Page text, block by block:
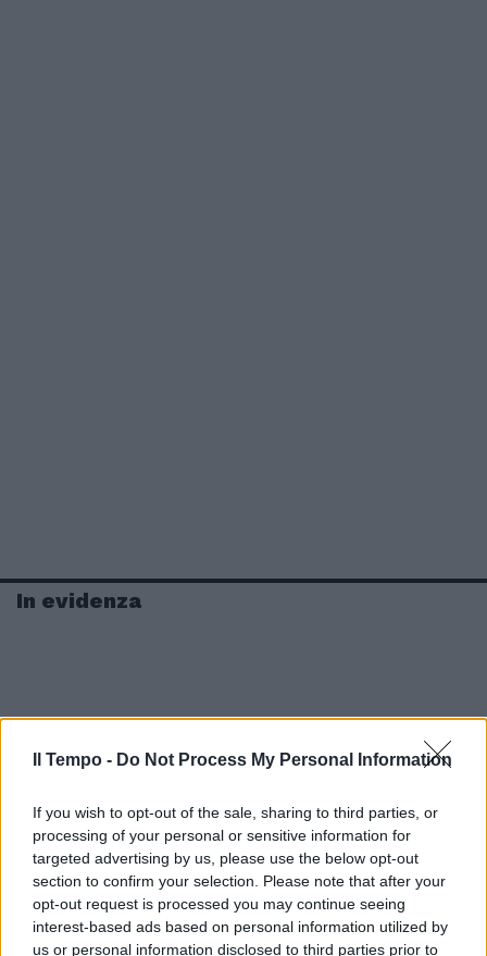
Il Tempo - Do Not Process My Personal Information
If you wish to opt-out of the sale, sharing to third parties, or
processing of your personal or sensitive information for
targeted advertising by us, please use the below opt-out
section to confirm your selection. Please note that after your
opt-out request is processed you may continue seeing
interest-based ads based on personal information utilized by
us or personal information disclosed to third parties prior to
In evidenza